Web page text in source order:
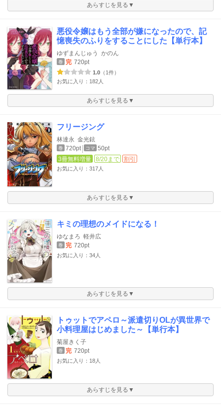
あらすじを見る▼
悪役令嬢はもう全部が嫌になったので、記
憶喪失のふりをすることにした【単行本】
ゆずまんじゅう かのん
巻 完 720pt
1.0 （1件）
お気に入り：182人
あらすじを見る▼
フリージング
林達永 金光鉉
巻 720pt コマ 50pt
3冊無料増量
8/20まで 割引
お気に入り：317人
あらすじを見る▼
キミの理想のメイドになる！
ゆなまろ 軽井広
巻 完 720pt
お気に入り：34人
あらすじを見る▼
トゥットでアペロ～派遣切りOLが異世界で
小料理屋はじめました～【単行本】
菊屋きく子
巻 完 720pt
お気に入り：18人
あらすじを見る▼